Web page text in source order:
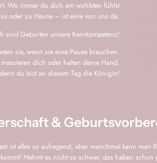
Wo immer du dich am wohlsten fühlst
oder zu Hause – ist eine von uns da.
sind Geburten unsere Kernkompetenz!
sie, wenn sie eine Pause brauchen.
dich oder halten deine Hand.
du bist an diesem Tag die Königin!
&
ist alles so aufregend, aber manchmal kann man
Nehmt es nicht so schwer, das haben schon